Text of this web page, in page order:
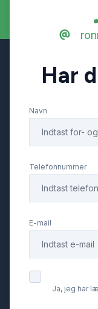
Har
Navn
Telefonnummer
E-mail
Ja, jeg har